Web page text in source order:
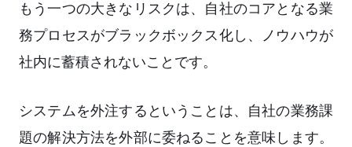
もう一つの大きなリスクは、自社のコアとなる業
務プロセスがブラックボックス化し、ノウハウが
社内に蓄積されないことです。
システムを外注するということは、自社の業務課
題の解決方法を外部に委ねることを意味します。